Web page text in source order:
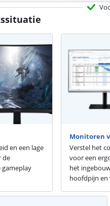
en een lage
de
gameplay
Monitoren
Verstel het
voor een
het
hoofdpijn en